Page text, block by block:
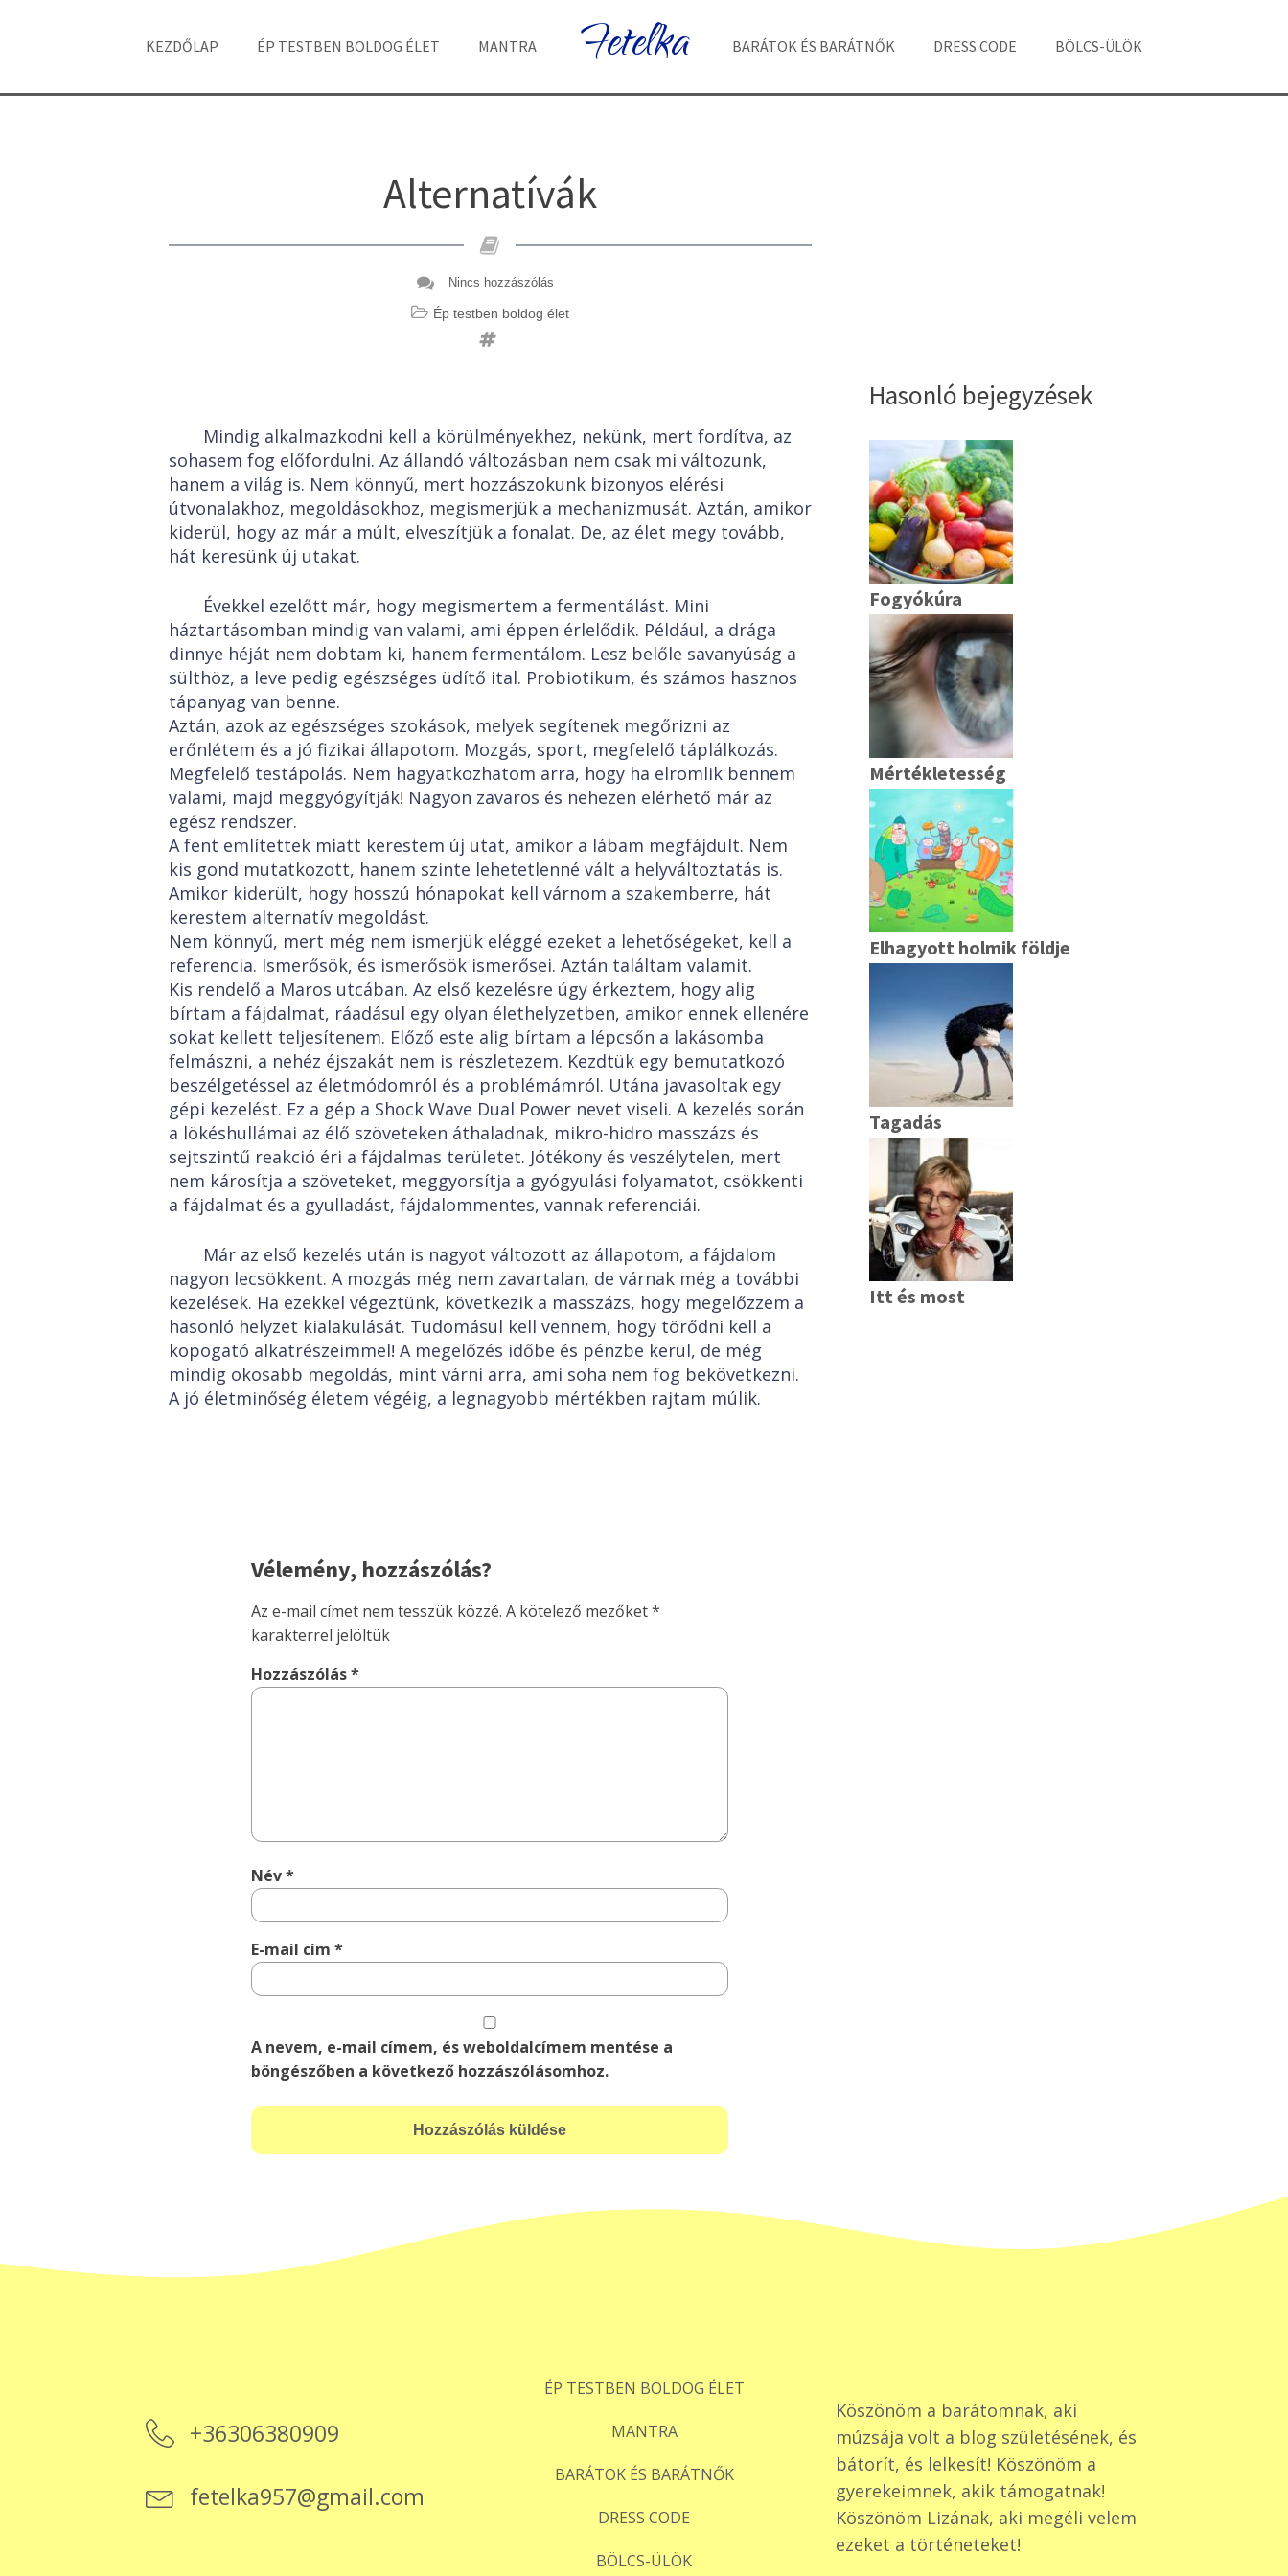
KEZDŐLAP ÉP TESTBEN BOLDOG ÉLET MANTRA Fetelka BARÁTOK ÉS BARÁTNŐK DRESS CODE BÖLCS-ÜLÖK
Alternatívák
Nincs hozzászólás
Ép testben boldog élet
Mindig alkalmazkodni kell a körülményekhez, nekünk, mert fordítva, az
sohasem fog előfordulni. Az állandó változásban nem csak mi változunk,
hanem a világ is. Nem könnyű, mert hozzászokunk bizonyos elérési
útvonalakhoz, megoldásokhoz, megismerjük a mechanizmusát. Aztán, amikor
kiderül, hogy az már a múlt, elveszítjük a fonalat. De, az élet megy tovább,
hát keresünk új utakat.
Évekkel ezelőtt már, hogy megismertem a fermentálást. Mini
háztartásomban mindig van valami, ami éppen érlelődik. Például, a drága
dinnye héját nem dobtam ki, hanem fermentálom. Lesz belőle savanyúság a
sülthöz, a leve pedig egészséges üdítő ital. Probiotikum, és számos hasznos
tápanyag van benne.
Aztán, azok az egészséges szokások, melyek segítenek megőrizni az
erőnlétem és a jó fizikai állapotom. Mozgás, sport, megfelelő táplálkozás.
Megfelelő testápolás. Nem hagyatkozhatom arra, hogy ha elromlik bennem
valami, majd meggyógyítják! Nagyon zavaros és nehezen elérhető már az
egész rendszer.
A fent említettek miatt kerestem új utat, amikor a lábam megfájdult. Nem
kis gond mutatkozott, hanem szinte lehetetlenné vált a helyváltoztatás is.
Amikor kiderült, hogy hosszú hónapokat kell várnom a szakemberre, hát
kerestem alternatív megoldást.
Nem könnyű, mert még nem ismerjük eléggé ezeket a lehetőségeket, kell a
referencia. Ismerősök, és ismerősök ismerősei. Aztán találtam valamit.
Kis rendelő a Maros utcában. Az első kezelésre úgy érkeztem, hogy alig
bírtam a fájdalmat, ráadásul egy olyan élethelyzetben, amikor ennek ellenére
sokat kellett teljesítenem. Előző este alig bírtam a lépcsőn a lakásomba
felmászni, a nehéz éjszakát nem is részletezem. Kezdtük egy bemutatkozó
beszélgetéssel az életmódomról és a problémámról. Utána javasoltak egy
gépi kezelést. Ez a gép a Shock Wave Dual Power nevet viseli. A kezelés során
a lökéshullámai az élő szöveteken áthaladnak, mikro-hidro masszázs és
sejtszintű reakció éri a fájdalmas területet. Jótékony és veszélytelen, mert
nem károsítja a szöveteket, meggyorsítja a gyógyulási folyamatot, csökkenti
a fájdalmat és a gyulladást, fájdalommentes, vannak referenciái.
Már az első kezelés után is nagyot változott az állapotom, a fájdalom
nagyon lecsökkent. A mozgás még nem zavartalan, de várnak még a további
kezelések. Ha ezekkel végeztünk, következik a masszázs, hogy megelőzzem a
hasonló helyzet kialakulását. Tudomásul kell vennem, hogy törődni kell a
kopogató alkatrészeimmel! A megelőzés időbe és pénzbe kerül, de még
mindig okosabb megoldás, mint várni arra, ami soha nem fog bekövetkezni.
A jó életminőség életem végéig, a legnagyobb mértékben rajtam múlik.
Vélemény, hozzászólás?
Az e-mail címet nem tesszük közzé. A kötelező mezőket*
karakterrel jelöltük
Hozzászólás*
Név*
E-mail cím*
A nevem, e-mail címem, és weboldalcímem mentése a
böngészőben a következő hozzászólásomhoz.
Hasonló bejegyzések
Fogyókúra
Mértékletesség
Elhagyott holmik földje
Tagadás
Itt és most
+36306380909
fetelka957@gmail.com
ÉP TESTBEN BOLDOG ÉLET
MANTRA
BARÁTOK ÉS BARÁTNŐK
DRESS CODE
BÖLCS-ÜLÖK
Köszönöm a barátomnak, aki
múzsája volt a blog születésének, és
bátorít, és lelkesít! Köszönöm a
gyerekeimnek, akik támogatnak!
Köszönöm Lizának, aki megéli velem
ezeket a történeteket!